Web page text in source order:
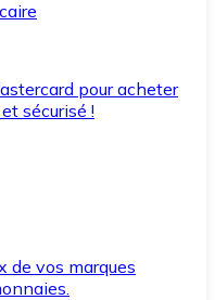
pour acheter
sécurisé !
de vos marques